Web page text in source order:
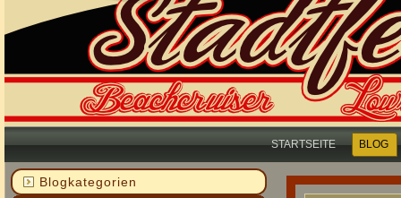
STARTSEITE BLOG
Blogkategorien